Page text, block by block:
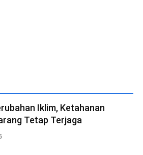
Iklim, Ketahanan
Tetap Terjaga